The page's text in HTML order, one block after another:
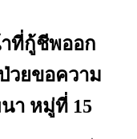
ที่กู้ชีพออก
วยขอความ
า หมู่ที่ 15